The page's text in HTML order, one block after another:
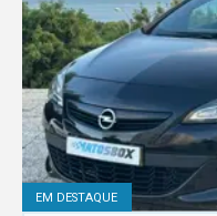
EM DESTAQUE